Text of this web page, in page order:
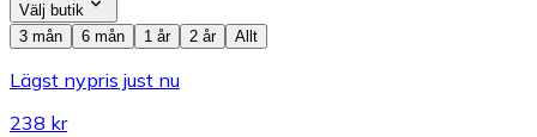
Välj butik
3 mån
6 mån 1 år 2 år Allt
Lägst nypris just nu
238 kr